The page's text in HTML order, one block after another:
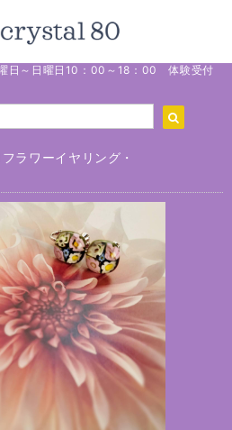
日～日曜日10：00～18：00 体験受付
ラワーイヤリング・